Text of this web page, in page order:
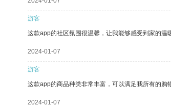
游客
这款app的社区氛围很温馨，让我能够感受到家的温
2024-01-07
游客
这款app的商品种类非常丰富，可以满足我所有的购
2024-01-07